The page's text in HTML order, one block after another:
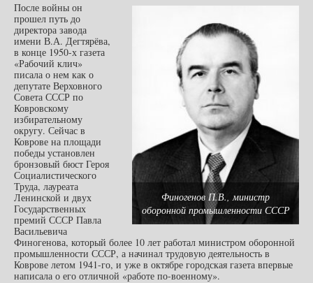
Финогенов П.В., министр
оборонной промышленности СССР
После войны он
прошел путь до
директора завода
имени В.А. Дегтярёва,
в конце 1950-х газета
«Рабочий клич»
писала о нем как о
депутате Верховного
Совета СССР по
Ковровскому
избирательному
округу. Сейчас в
Коврове на площади
победы установлен
бронзовый бюст Героя
Социалистического
Труда, лауреата
Ленинской и двух
Государственных
премий СССР Павла
Васильевича
Финогенова, который более 10 лет работал министром оборонной
промышленности СССР, а начинал трудовую деятельность в
Коврове летом 1941-го, и уже в октябре городская газета впервые
написала о его отличной «работе по-военному».